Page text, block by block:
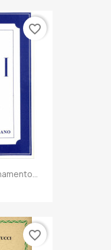
favorite_border
favorite_border